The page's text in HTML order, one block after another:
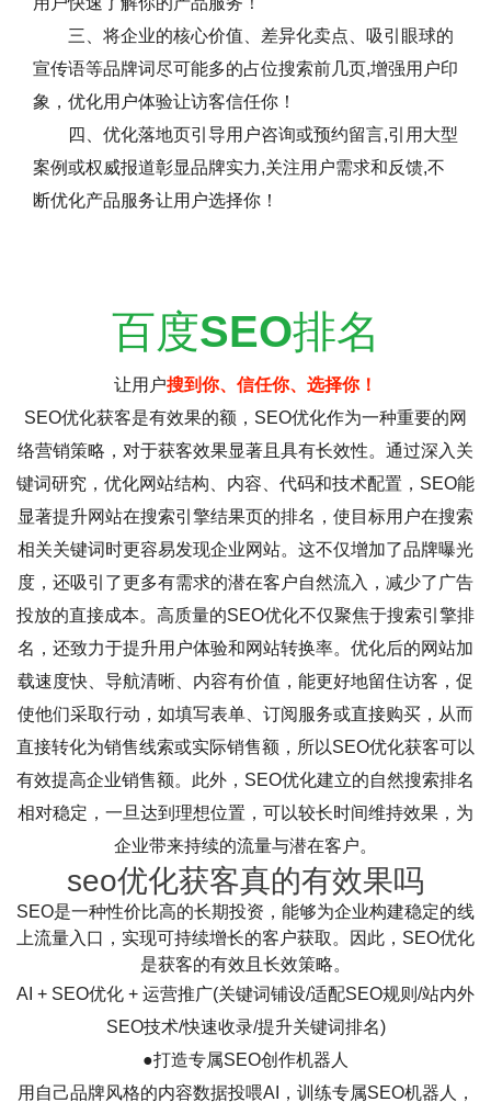
三、将企业的核心价值、差异化卖点、吸引眼球的
宣传语等品牌词尽可能多的占位搜索前几页,增强用户印
象，优化用户体验让访客信任你！
四、优化落地页引导用户咨询或预约留言,引用大型
案例或权威报道彰显品牌实力,关注用户需求和反馈,不
断优化产品服务让用户选择你！
百度SEO排名
让用户搜到你、信任你、选择你！
SEO优化获客是有效果的额，SEO优化作为一种重要的网
络营销策略，对于获客效果显著且具有长效性。通过深入关
键词研究，优化网站结构、内容、代码和技术配置，SEO能
显著提升网站在搜索引擎结果页的排名，使目标用户在搜索
相关关键词时更容易发现企业网站。这不仅增加了品牌曝光
度，还吸引了更多有需求的潜在客户自然流入，减少了广告
投放的直接成本。高质量的SEO优化不仅聚焦于搜索引擎排
名，还致力于提升用户体验和网站转换率。优化后的网站加
载速度快、导航清晰、内容有价值，能更好地留住访客，促
使他们采取行动，如填写表单、订阅服务或直接购买，从而
直接转化为销售线索或实际销售额，所以SEO优化获客可以
有效提高企业销售额。此外，SEO优化建立的自然搜索排名
相对稳定，一旦达到理想位置，可以较长时间维持效果，为
企业带来持续的流量与潜在客户。
seo优化获客真的有效果吗
SEO是一种性价比高的长期投资，能够为企业构建稳定的线
上流量入口，实现可持续增长的客户获取。因此，SEO优化
是获客的有效且长效策略。
AI + SEO优化 + 运营推广(关键词铺设/适配SEO规则/站内外
SEO技术/快速收录/提升关键词排名)
●打造专属SEO创作机器人
用自己品牌风格的内容数据投喂AI，训练专属SEO机器人，